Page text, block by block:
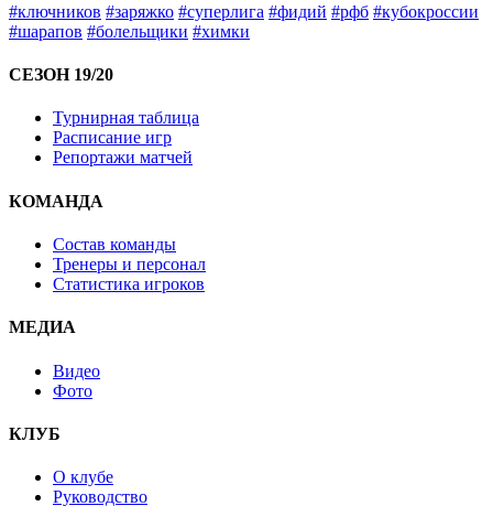
#ключников #заряжко #суперлига #фидий #рфб #кубокроссии
#шарапов #болельщики #химки
СЕЗОН 19/20
Турнирная таблица
Расписание игр
Репортажи матчей
КОМАНДА
Состав команды
Тренеры и персонал
Статистика игроков
МЕДИА
Видео
Фото
КЛУБ
О клубе
Руководство